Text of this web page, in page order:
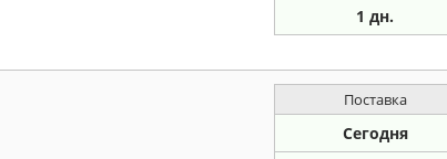
1 дн.
Поставка
Сегодня